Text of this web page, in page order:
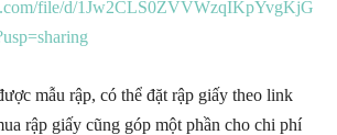
file/d/1Jw2CLS0ZVVWzqIKpYvgKjG
mẫu rập, có thể đặt rập giấy theo link
rập giấy cũng góp một phần cho chi phí